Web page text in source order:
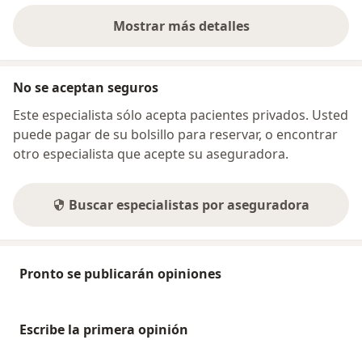
Mostrar más detalles
sobre la dirección
No se aceptan seguros
Este especialista sólo acepta pacientes privados. Usted
puede pagar de su bolsillo para reservar, o encontrar
otro especialista que acepte su aseguradora.
Buscar especialistas por aseguradora
Pronto se publicarán opiniones
Escribe la primera opinión